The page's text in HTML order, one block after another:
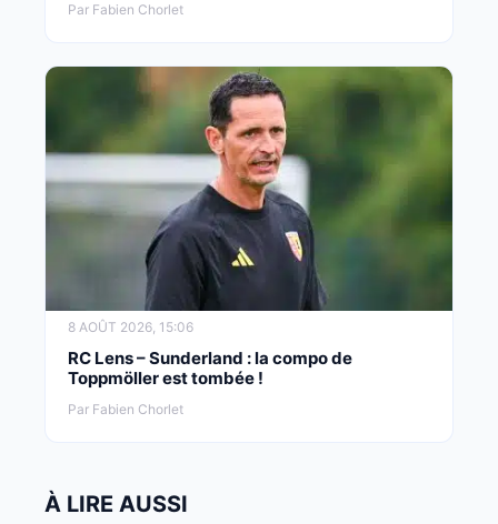
Par Fabien Chorlet
8 AOÛT 2026, 15:06
RC Lens – Sunderland : la compo de
Toppmöller est tombée !
Par Fabien Chorlet
À LIRE AUSSI